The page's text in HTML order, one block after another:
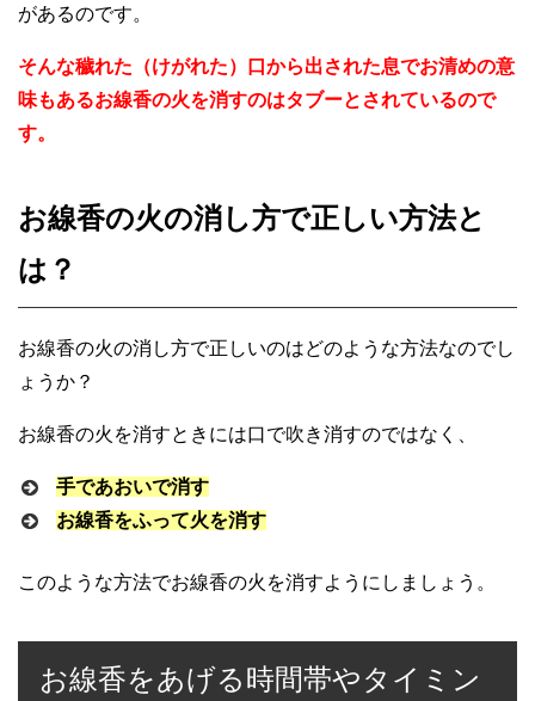
があるのです。
そんな穢れた（けがれた）口から出された息でお清めの意
味もあるお線香の火を消すのはタブーとされているので
す。
お線香の火の消し方で正しい方法と
は？
お線香の火の消し方で正しいのはどのような方法なのでし
ょうか？
お線香の火を消すときには口で吹き消すのではなく、
手であおいで消す
お線香をふって火を消す
このような方法でお線香の火を消すようにしましょう。
お線香をあげる時間帯やタイミン